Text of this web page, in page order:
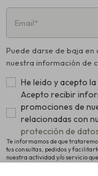
Puede darse de baja en
nuestra información de
He leido y acepto la
Acepto recibir
promociones de
relacionadas con
protección de
Te informamos de que
tus consultas, pedidos y
nuestra actividad y/o servicio
alguna a terceros. La